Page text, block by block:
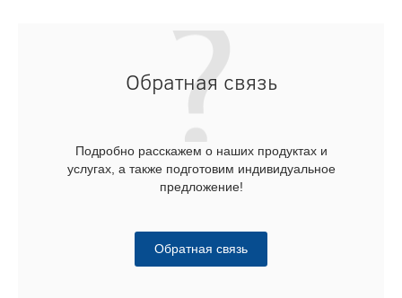
Обратная связь
Подробно расскажем о наших продуктах и
услугах, а также подготовим индивидуальное
предложение!
Обратная связь